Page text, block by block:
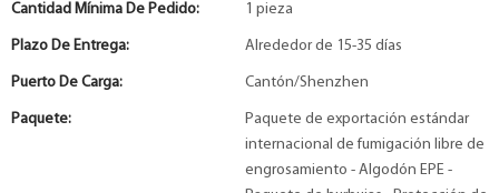
Cantidad Mínima De Pedido: 1 pieza
Plazo De Entrega: Alrededor de 15-35 días
Puerto De Carga: Cantón/Shenzhen
Paquete:
Paquete de exportación estándar
internacional de fumigación libre de
engrosamiento - Algodón EPE -